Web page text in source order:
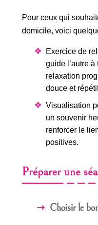
Pour ceux qui
domicile, voici
Exercice de
guide l’autre
relaxation
douce et
Visualisation
un souvenir
renforcer le
positives.
Préparer une
Choisir le